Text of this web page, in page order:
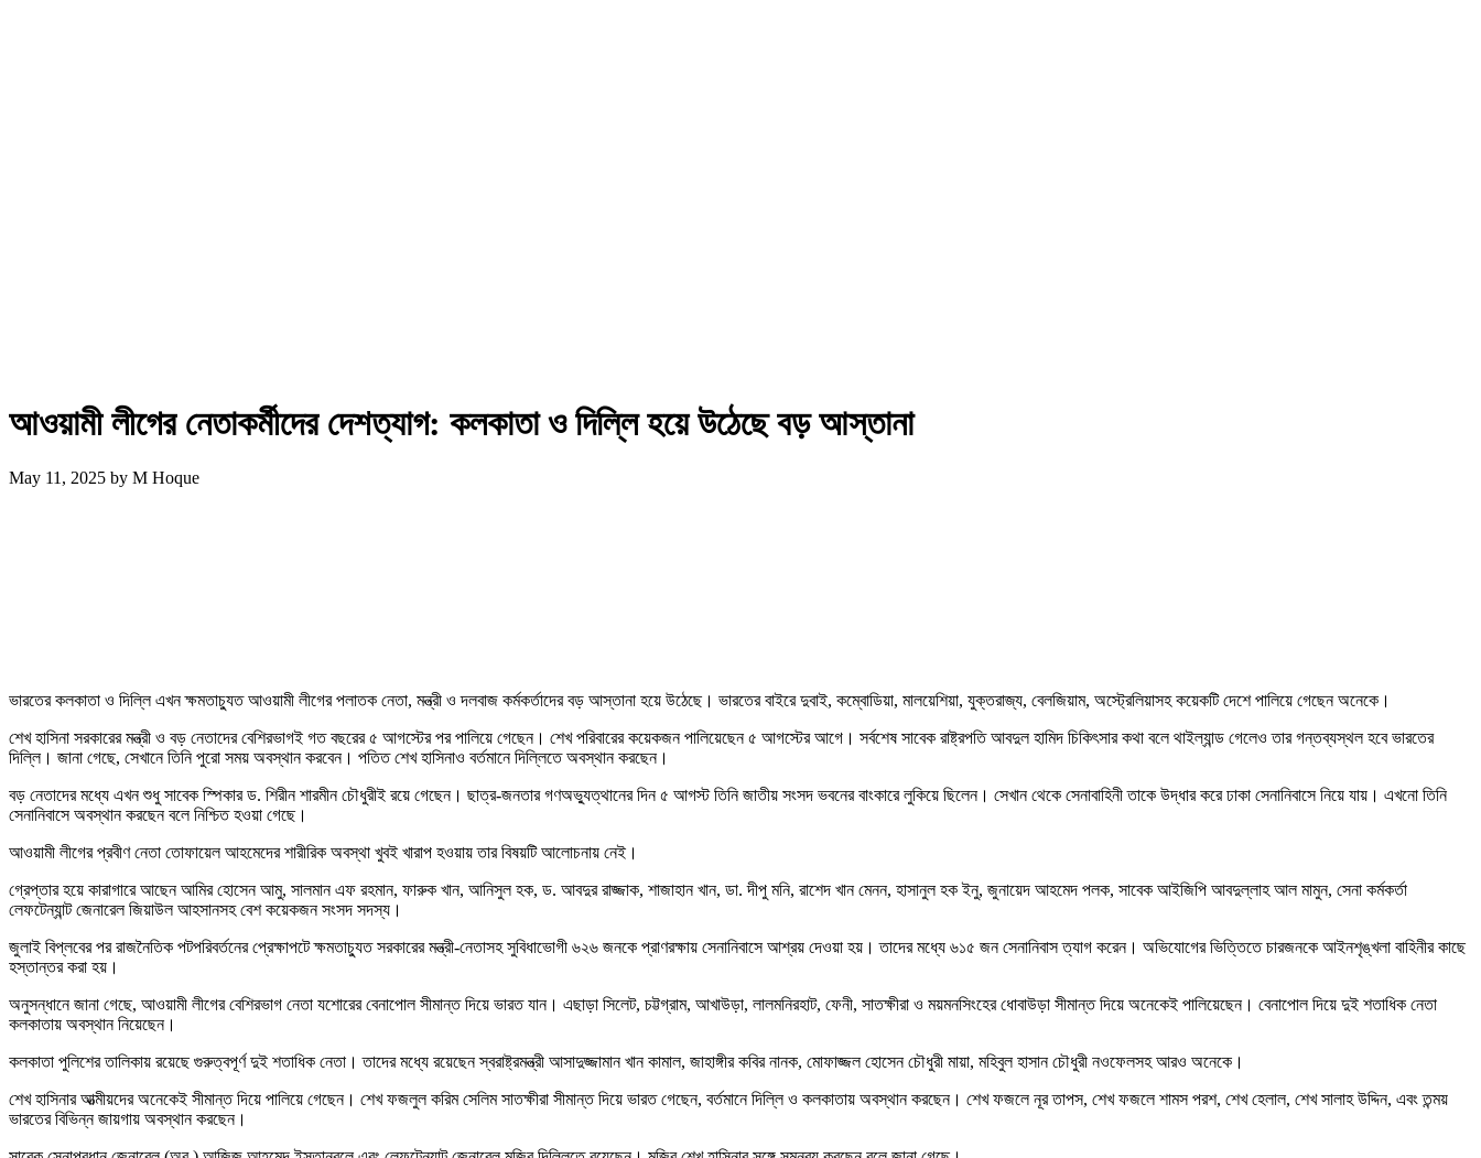
আওয়ামী লীগের নেতাকর্মীদের দেশত্যাগ: কলকাতা ও দিল্লি হয়ে উঠেছে বড় আস্তানা
May 11, 2025 by M Hoque
ভারতের কলকাতা ও দিল্লি এখন ক্ষমতাচ্যুত আওয়ামী লীগের পলাতক নেতা, মন্ত্রী ও দলবাজ কর্মকর্তাদের বড় আস্তানা হয়ে উঠেছে। ভারতের বাইরে দুবাই, কম্বোডিয়া, মালয়েশিয়া, যুক্তরাজ্য, বেলজিয়াম, অস্ট্রেলিয়াসহ কয়েকটি দেশে পালিয়ে গেছেন অনেকে।
শেখ হাসিনা সরকারের মন্ত্রী ও বড় নেতাদের বেশিরভাগই গত বছরের ৫ আগস্টের পর পালিয়ে গেছেন। শেখ পরিবারের কয়েকজন পালিয়েছেন ৫ আগস্টের আগে। সর্বশেষ সাবেক রাষ্ট্রপতি আবদুল হামিদ চিকিৎসার কথা বলে থাইল্যান্ড গেলেও তার গন্তব্যস্থল হবে ভারতের
দিল্লি। জানা গেছে, সেখানে তিনি পুরো সময় অবস্থান করবেন। পতিত শেখ হাসিনাও বর্তমানে দিল্লিতে অবস্থান করছেন।
বড় নেতাদের মধ্যে এখন শুধু সাবেক স্পিকার ড. শিরীন শারমীন চৌধুরীই রয়ে গেছেন। ছাত্র-জনতার গণঅভ্যুত্থানের দিন ৫ আগস্ট তিনি জাতীয় সংসদ ভবনের বাংকারে লুকিয়ে ছিলেন। সেখান থেকে সেনাবাহিনী তাকে উদ্ধার করে ঢাকা সেনানিবাসে নিয়ে যায়। এখনো তিনি
সেনানিবাসে অবস্থান করছেন বলে নিশ্চিত হওয়া গেছে।
আওয়ামী লীগের প্রবীণ নেতা তোফায়েল আহমেদের শারীরিক অবস্থা খুবই খারাপ হওয়ায় তার বিষয়টি আলোচনায় নেই।
গ্রেপ্তার হয়ে কারাগারে আছেন আমির হোসেন আমু, সালমান এফ রহমান, ফারুক খান, আনিসুল হক, ড. আবদুর রাজ্জাক, শাজাহান খান, ডা. দীপু মনি, রাশেদ খান মেনন, হাসানুল হক ইনু, জুনায়েদ আহমেদ পলক, সাবেক আইজিপি আবদুল্লাহ আল মামুন, সেনা কর্মকর্তা
লেফটেন্যান্ট জেনারেল জিয়াউল আহসানসহ বেশ কয়েকজন সংসদ সদস্য।
জুলাই বিপ্লবের পর রাজনৈতিক পটপরিবর্তনের প্রেক্ষাপটে ক্ষমতাচ্যুত সরকারের মন্ত্রী-নেতাসহ সুবিধাভোগী ৬২৬ জনকে প্রাণরক্ষায় সেনানিবাসে আশ্রয় দেওয়া হয়। তাদের মধ্যে ৬১৫ জন সেনানিবাস ত্যাগ করেন। অভিযোগের ভিত্তিতে চারজনকে আইনশৃঙ্খলা বাহিনীর কাছে
হস্তান্তর করা হয়।
অনুসন্ধানে জানা গেছে, আওয়ামী লীগের বেশিরভাগ নেতা যশোরের বেনাপোল সীমান্ত দিয়ে ভারত যান। এছাড়া সিলেট, চট্টগ্রাম, আখাউড়া, লালমনিরহাট, ফেনী, সাতক্ষীরা ও ময়মনসিংহের ধোবাউড়া সীমান্ত দিয়ে অনেকেই পালিয়েছেন। বেনাপোল দিয়ে দুই শতাধিক নেতা
কলকাতায় অবস্থান নিয়েছেন।
কলকাতা পুলিশের তালিকায় রয়েছে গুরুত্বপূর্ণ দুই শতাধিক নেতা। তাদের মধ্যে রয়েছেন স্বরাষ্ট্রমন্ত্রী আসাদুজ্জামান খান কামাল, জাহাঙ্গীর কবির নানক, মোফাজ্জল হোসেন চৌধুরী মায়া, মহিবুল হাসান চৌধুরী নওফেলসহ আরও অনেকে।
শেখ হাসিনার আত্মীয়দের অনেকেই সীমান্ত দিয়ে পালিয়ে গেছেন। শেখ ফজলুল করিম সেলিম সাতক্ষীরা সীমান্ত দিয়ে ভারত গেছেন, বর্তমানে দিল্লি ও কলকাতায় অবস্থান করছেন। শেখ ফজলে নূর তাপস, শেখ ফজলে শামস পরশ, শেখ হেলাল, শেখ সালাহ উদ্দিন, এবং তন্ময়
ভারতের বিভিন্ন জায়গায় অবস্থান করছেন।